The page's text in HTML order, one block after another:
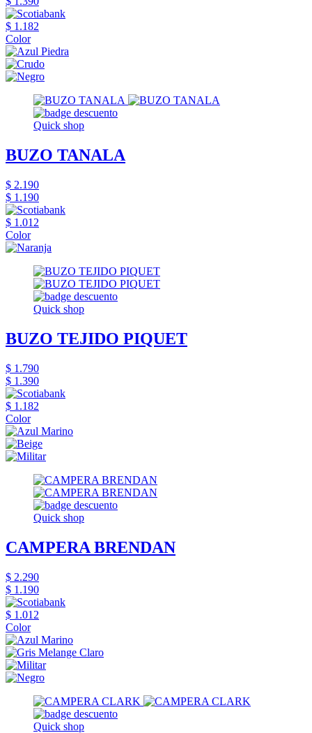
$ 1.182
Color
Quick shop
BUZO TANALA
$ 2.190
$ 1.190
$ 1.012
Color
Quick shop
BUZO TEJIDO PIQUET
$ 1.790
$ 1.390
$ 1.182
Color
Quick shop
CAMPERA BRENDAN
$ 2.290
$ 1.190
$ 1.012
Color
Quick shop